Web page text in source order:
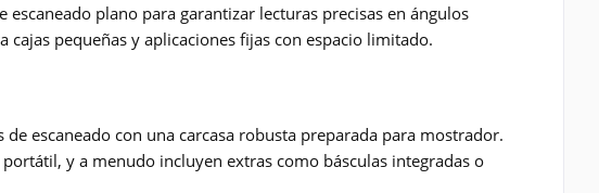
plano para garantizar lecturas precisas en ángulos
pequeñas y aplicaciones fijas con espacio limitado.
escaneado con una carcasa robusta preparada para mostrador.
y a menudo incluyen extras como básculas integradas o